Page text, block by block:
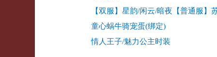
【双服】星韵/闲云/暗夜【普通服】苏蝶
童心蜗牛骑宠蛋(绑定)
情人王子/魅力公主时装